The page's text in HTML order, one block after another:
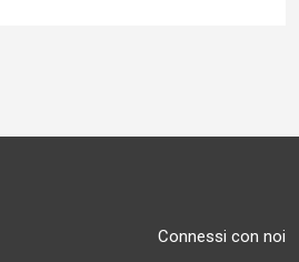
Connessi con noi